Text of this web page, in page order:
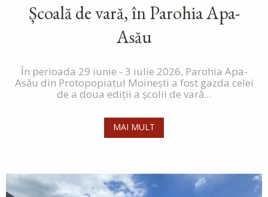
Școală de vară, în Parohia Apa-
Asău
În perioada 29 iunie - 3 iulie 2026, Parohia Apa-
Asău din Protopopiatul Moinești a fost gazda celei
de a doua ediții a școlii de vară...
MAI MULT